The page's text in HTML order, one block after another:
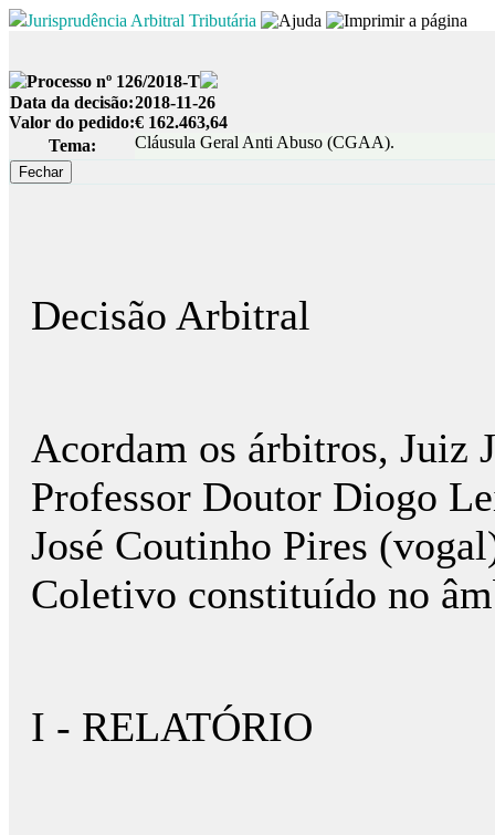
Jurisprudência Arbitral Tributária
Processo nº 126/2018-T
Data da decisão:2018-11-26
Valor do pedido:€ 162.463,64
Tema:
Cláusula Geral Anti Abuso (CGAA).
Decisão Arbitral
Acordam os árbitros, Juiz
Professor Doutor Diogo
José Coutinho Pires
Coletivo constituído no
I - RELATÓRIO